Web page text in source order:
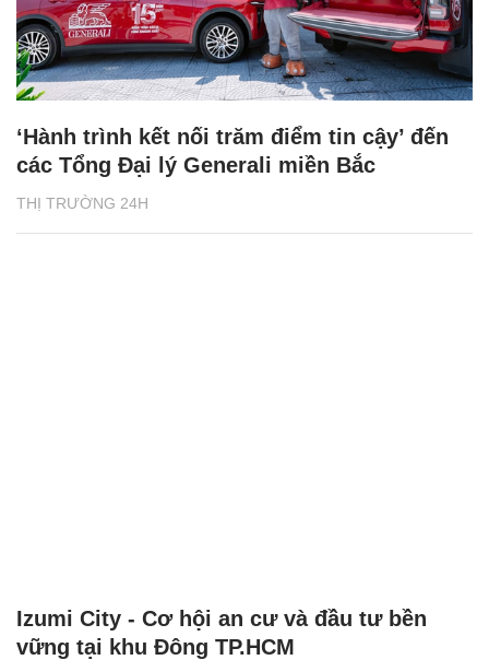
THỊ TRƯỜNG 24H
‘Hành trình kết nối trăm điểm tin cậy’ đến
các Tổng Đại lý Generali miền Bắc
Izumi City - Cơ hội an cư và đầu tư bền
vững tại khu Đông TP.HCM